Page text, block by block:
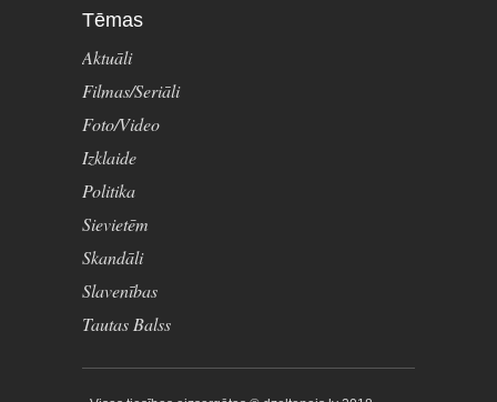
Tēmas
Aktuāli
Filmas/Seriāli
Foto/Video
Izklaide
Politika
Sievietēm
Skandāli
Slavenības
Tautas Balss